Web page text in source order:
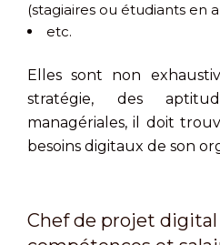
(stagiaires ou étudiants en
etc.
Elles sont non
stratégie, des
managériales, il doit
besoins digitaux de son
Chef de projet